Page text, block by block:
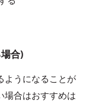
合)
ようになることが
場合はおすすめは